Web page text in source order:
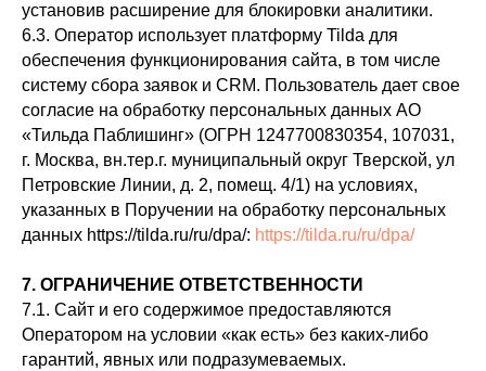
установив расширение для блокировки аналитики.
6.3. Оператор использует платформу Tilda для
обеспечения функционирования сайта, в том числе
систему сбора заявок и CRM. Пользователь дает свое
согласие на обработку персональных данных АО
«Тильда Паблишинг» (ОГРН 1247700830354, 107031,
г. Москва, вн.тер.г. муниципальный округ Тверской, ул
Петровские Линии, д. 2, помещ. 4/1) на условиях,
указанных в Поручении на обработку персональных
данных https://tilda.ru/ru/dpa/: https://tilda.ru/ru/dpa/
7. ОГРАНИЧЕНИЕ ОТВЕТСТВЕННОСТИ
7.1. Сайт и его содержимое предоставляются
Оператором на условии «как есть» без каких-либо
гарантий, явных или подразумеваемых.